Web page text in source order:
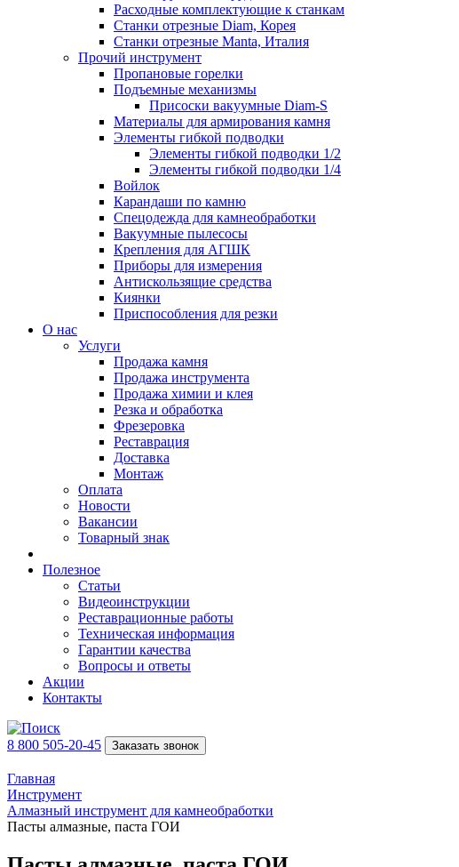
Расходные комплектующие к станкам
Станки отрезные Diam, Корея
Станки отрезные Manta, Италия
Прочий инструмент
Пропановые горелки
Подъeмные механизмы
Присоски вакуумные Diam-S
Материалы для армирования камня
Элементы гибкой подводки
Элементы гибкой подводки 1/2
Элементы гибкой подводки 1/4
Войлок
Карандаши по камню
Спецодежда для камнеобработки
Вакуумные пылесосы
Крепления для АГШК
Приборы для измерения
Антискользящие средства
Киянки
Приспособления для резки
О нас
Услуги
Продажа камня
Продажа инструмента
Продажа химии и клея
Резка и обработка
Фрезеровка
Реставрация
Доставка
Монтаж
Оплата
Новости
Вакансии
Товарный знак
Полезное
Статьи
Видеоинструкции
Реставрационные работы
Техническая информация
Гарантии качества
Вопросы и ответы
Акции
Контакты
8 800 505-20-45 Заказать звонок
Главная
Инструмент
Алмазный инструмент для камнеобработки
Пасты алмазные, паста ГОИ